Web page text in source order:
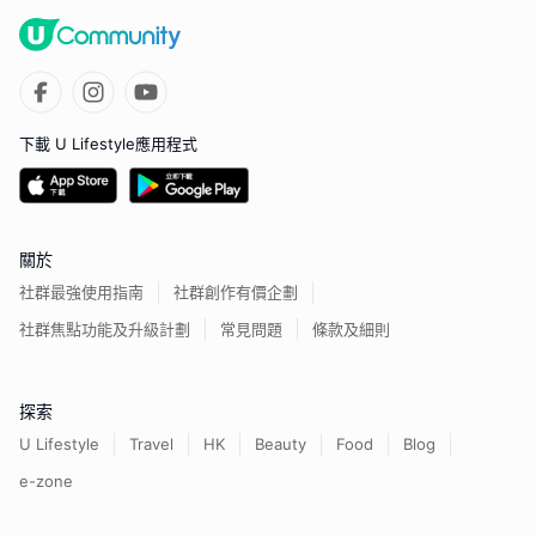
下載 U Lifestyle應用程式
關於
社群最強使用指南
社群創作有價企劃
社群焦點功能及升級計劃
常見問題 條款及細則
探索
U Lifestyle Travel HK Beauty Food
Blog
e-zone